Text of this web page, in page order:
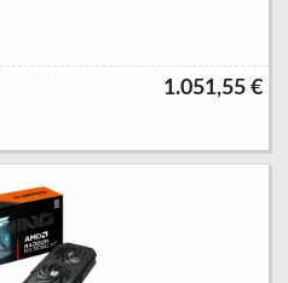
1.051,55 €